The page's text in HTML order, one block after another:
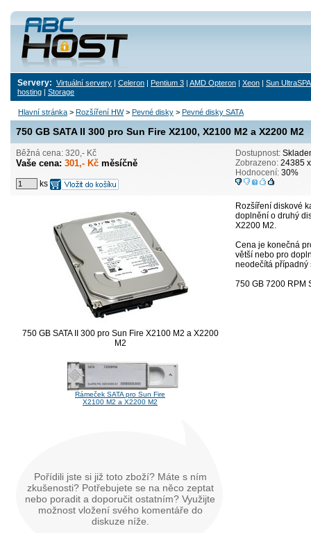
Servery: Virtuální servery | Celeron | Pentium 3 | AMD Opteron | Xeon | Sun
hosting | Storage
Hlavní stránka > Rozšíření HW> Pevné disky > Pevné disky SATA
750 GB SATA II 300 pro Sun Fire X2100, X2100 M2 a X2200 M2
Běžná cena: 320,- Kč
Vaše cena: 301,- Kč měsíčně
ks
Dostupnost:
Zobrazeno: 24385 x
Hodnocení: 30%
750 GB SATA II 300 pro Sun Fire X2100 M2 a X2200
M2
Rámeček SATA pro Sun Fire
X2100 M2 a X2200 M2
Pořídili jste si již toto zboží? Máte s ním
zkušenosti? Potřebujete se na něco zeptat
nebo poradit a doporučit ostatním? Využijte
možnost vložení svého komentáře do
diskuze níže.
Rozšíření diskové
doplnění o druhý
X2200 M2.
Cena je konečná
větší nebo pro
neodečítá případný
750 GB 7200 RPM